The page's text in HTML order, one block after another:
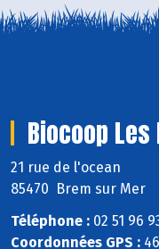
Biocoop Les
21 rue de l'ocean
85470 Brem sur Mer
Téléphone : 02 51 96
Coordonnées GPS :